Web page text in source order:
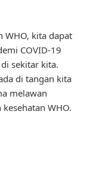
WHO, kita dapat
COVID-19
sekitar kita.
di tangan kita
melawan
WHO.